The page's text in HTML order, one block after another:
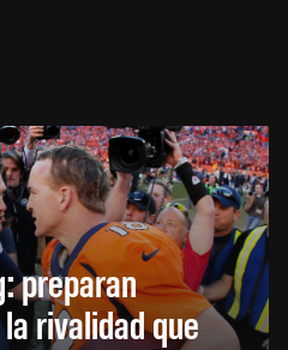
preparan
rivalidad que